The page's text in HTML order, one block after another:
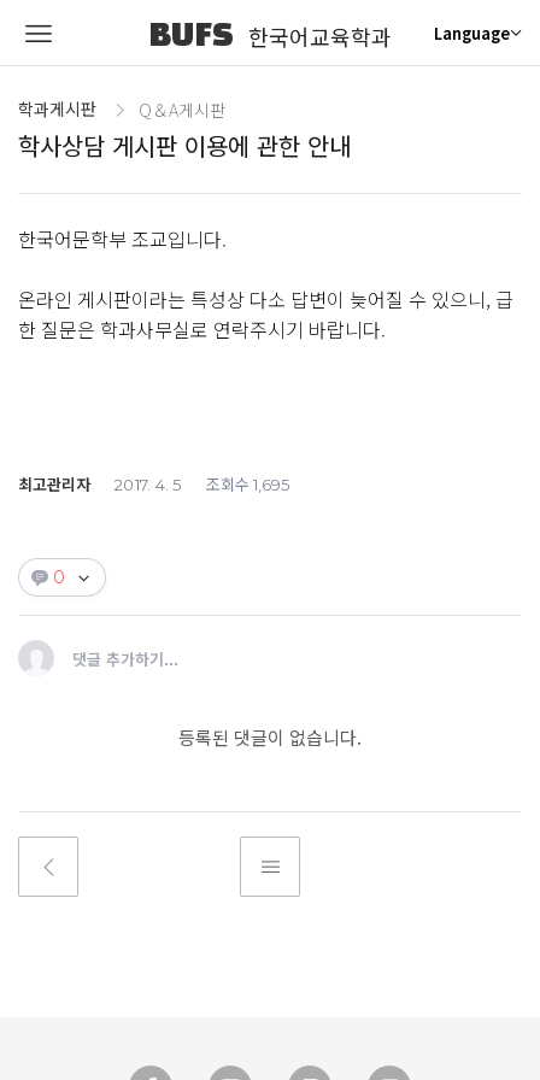
BUFS 한국어교육학과 Language
학과게시판 Q＆A게시판
학사상담 게시판 이용에 관한 안내
한국어문학부 조교입니다.
온라인 게시판이라는 특성상 다소 답변이 늦어질 수 있으니, 급
한 질문은 학과사무실로 연락주시기 바랍니다.
최고관리자 2017. 4. 5 조회수 1,695
0
댓글 추가하기...
등록된 댓글이 없습니다.